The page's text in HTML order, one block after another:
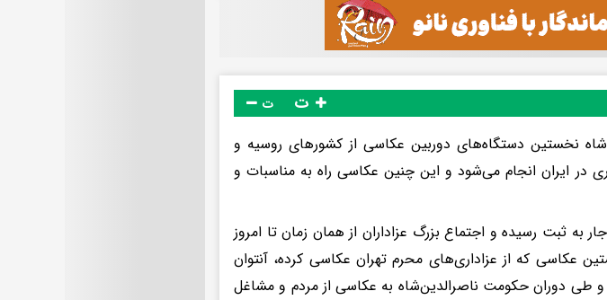
ت
شاه نخستین دستگاه‌های دوربین عکاسی از کشورهای روسیه و
در ایران انجام می‌شود و این‌ چنین عکاسی راه به مناسبات و
ثبت رسیده و اجتماع بزرگ عزاداران از همان زمان تا امروز
عکاسی که از عزاداری‌های محرم تهران عکاسی کرده، آنتوان
طی دوران حکومت ناصرالدین‌شاه به عکاسی از مردم و مشاغل